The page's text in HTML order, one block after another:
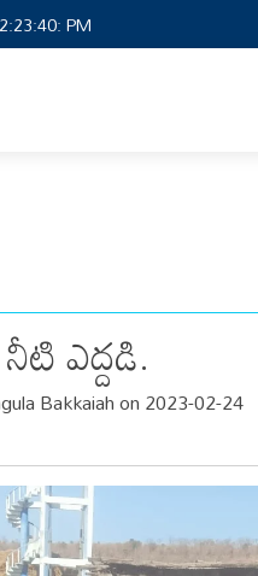
PM
ఎద్దడి.
Bakkaiah on 2023-02-24